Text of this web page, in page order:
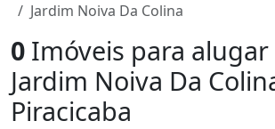
Jardim Noiva Da Colina
0 Imóveis para alugar
Jardim Noiva Da
Piracicaba